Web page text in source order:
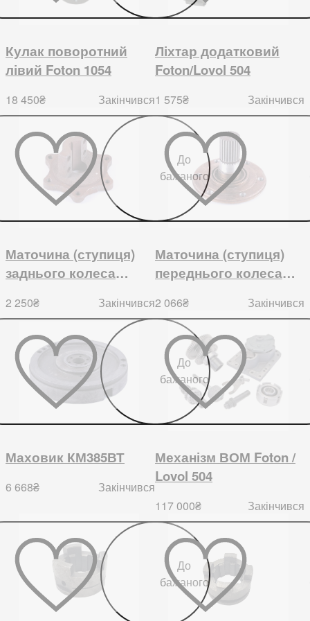
Кулак поворотний
лівий Foton 1054
18 450₴ Закінчився
Ліхтар додатковий
Foton/Lovol 504
1 575₴ Закінчився
До
бажаного
Маточина (ступиця)
заднього колеса
2 250₴ Закінчився
Маточина (ступиця)
переднього колеса
2 066₴ Закінчився
До
бажаного
Маховик КМ385ВТ
6 668₴ Закінчився
Механізм ВОМ Foton /
Lovol 504
117 000₴ Закінчився
До
бажаного